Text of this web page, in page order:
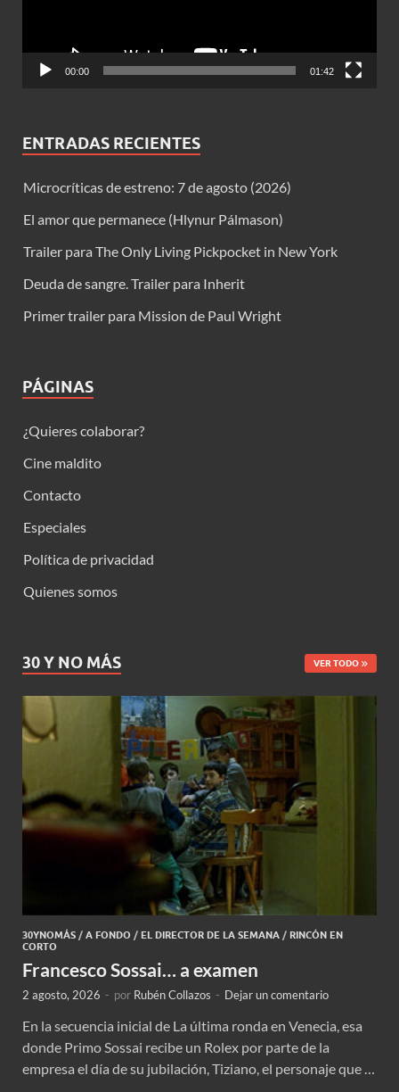
00:00 01:42
ENTRADAS RECIENTES
Microcríticas de estreno: 7 de agosto (2026)
El amor que permanece (Hlynur Pálmason)
Trailer para The Only Living Pickpocket in New York
Deuda de sangre. Trailer para Inherit
Primer trailer para Mission de Paul Wright
PÁGINAS
¿Quieres colaborar?
Cine maldito
Contacto
Especiales
Política de privacidad
Quienes somos
30 Y NO MÁS VER TODO
30YNOMÁS / A FONDO / EL DIRECTOR DE LA SEMANA / RINCÓN EN
CORTO
Francesco Sossai… a examen
2 agosto, 2026 - por Rubén Collazos - Dejar un comentario
En la secuencia inicial de La última ronda en Venecia, esa
donde Primo Sossai recibe un Rolex por parte de la
empresa el día de su jubilación, Tiziano, el personaje que …